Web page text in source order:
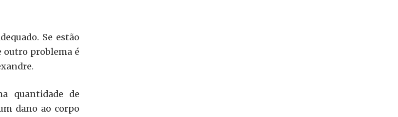
Se estão
outro problema é
quantidade de
dano ao corpo